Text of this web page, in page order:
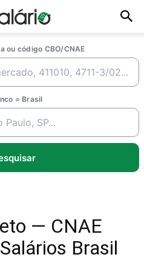
ou código CBO/CNAE
= Brasil
— CNAE
Brasil